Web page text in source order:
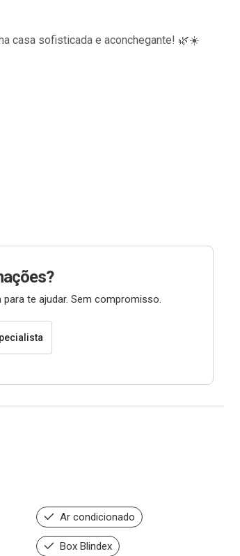
casa sofisticada e aconchegante! 🌿☀️
te ajudar. Sem compromisso.
Ar condicionado
Box Blindex